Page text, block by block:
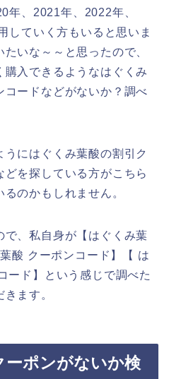
年、2021年、2022年、
していく方もいると思いま
いな～～と思ったので、
入できるようなはぐくみ
ードなどがないか？調べ
にはぐくみ葉酸の割引ク
を探している方がこちら
のかもしれません。
で、私自身が【はぐくみ葉
酸 クーポンコード】【 は
ード】という感じで調べた
ます。
ーポンがないか検